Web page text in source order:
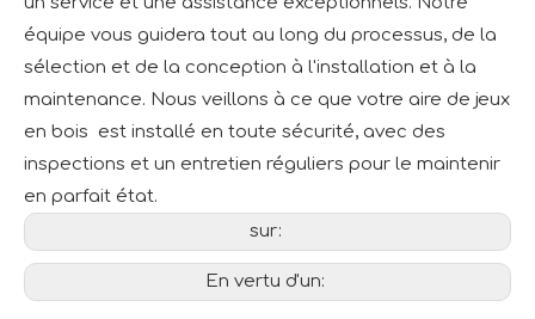
équipe vous guidera tout au long du processus, de la
sélection et de la conception à l'installation et à la
maintenance. Nous veillons à ce que votre aire de jeux
en bois est installé en toute sécurité, avec des
inspections et un entretien réguliers pour le maintenir
en parfait état.
sur:
En vertu d'un: